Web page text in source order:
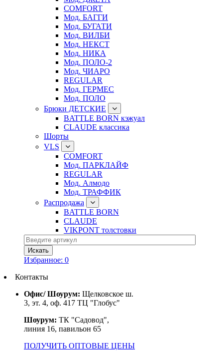
COMFORT
Мод. БАГГИ
Мод. БУГАТИ
Мод. ВИЛБИ
Мод. НЕКСТ
Мод. НИКА
Мод. ПОЛО-2
Мод. ЧИАРО
REGULAR
Мод. ГЕРМЕС
Мод. ПОЛО
Брюки ДЕТСКИЕ
BATTLE BORN кэжуал
CLAUDE классика
Шорты
VLS
COMFORT
Мод. ПАРКЛАЙФ
REGULAR
Мод. Алмодо
Мод. ТРАФФИК
Распродажа
BATTLE BORN
CLAUDE
VIKPONT толстовки
Избранное: 0
Контакты
Офис/ Шоурум: Щелковское ш.
3, эт. 4, оф. 417 ТЦ "Глобус"
Шоурум: ТК "Садовод",
линия 16, павильон 65
ПОЛУЧИТЬ ОПТОВЫЕ ЦЕНЫ